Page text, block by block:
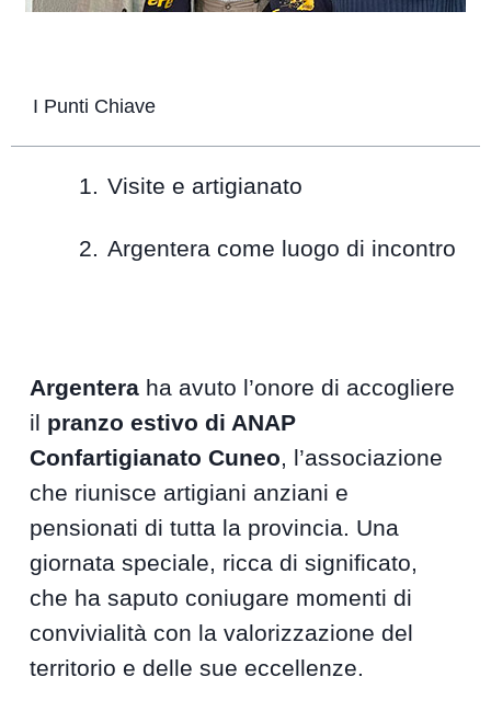
I Punti Chiave
Visite e artigianato
Argentera come luogo di incontro
Argentera ha avuto l’onore di accogliere
il pranzo estivo di ANAP
Confartigianato Cuneo, l’associazione
che riunisce artigiani anziani e
pensionati di tutta la provincia. Una
giornata speciale, ricca di significato,
che ha saputo coniugare momenti di
convivialità con la valorizzazione del
territorio e delle sue eccellenze.